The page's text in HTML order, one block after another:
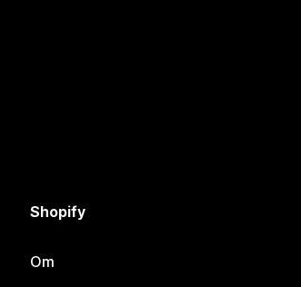
Shopify
Om